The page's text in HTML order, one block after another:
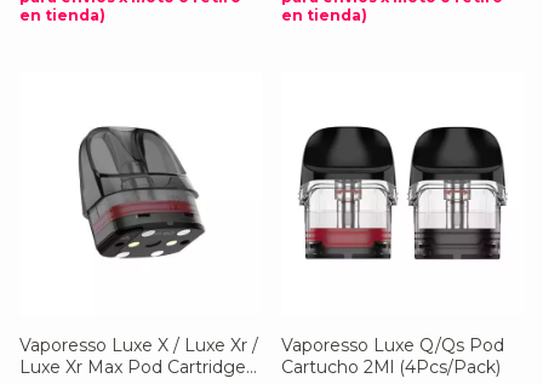
en tienda)
en tienda)
Vaporesso Luxe X / Luxe Xr /
Luxe Xr Max Pod Cartridge
Vaporesso Luxe Q/Qs Pod
Cartucho 2Ml (4Pcs/Pack)